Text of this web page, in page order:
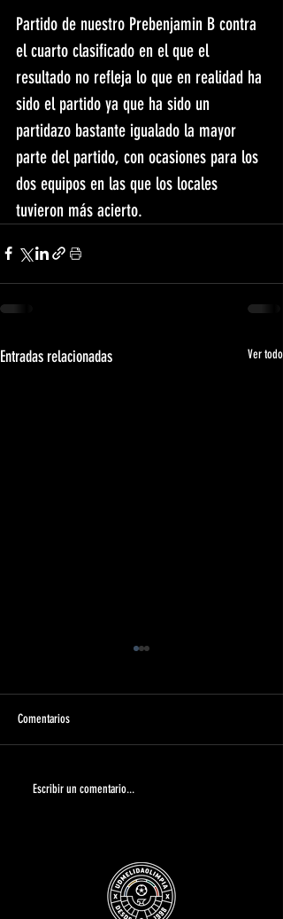
Partido de nuestro Prebenjamin B contra
el cuarto clasificado en el que el
resultado no refleja lo que en realidad ha
sido el partido ya que ha sido un
partidazo bastante igualado la mayor
parte del partido, con ocasiones para los
dos equipos en las que los locales
tuvieron más acierto.
Entradas relacionadas Ver todo
ABIERTO EL PERIODO DE
Comentarios
Escribir un comentario...